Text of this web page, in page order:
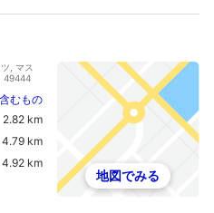
, マス
49444
むもの
2.82 km
4.79 km
4.92 km
地図でみる